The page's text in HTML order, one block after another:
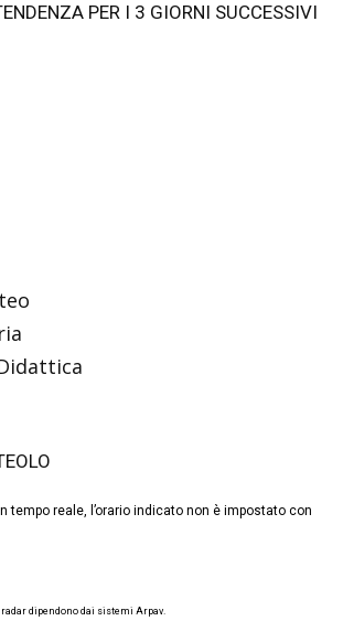
PER I 3 GIORNI SUCCESSIVI
tempo reale, l’orario indicato non è impostato con
dipendono dai sistemi Arpav.